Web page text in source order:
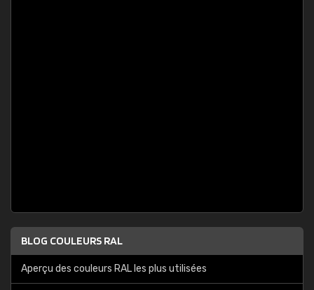
BLOG COULEURS RAL
Aperçu des couleurs RAL les plus utilisées